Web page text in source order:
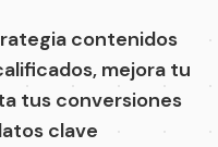
contenidos
mejora tu
tus conversiones
clave